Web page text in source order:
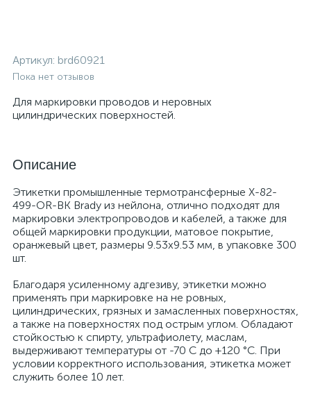
Артикул: brd60921
Пока нет отзывов
Для маркировки проводов и неровных
цилиндрических поверхностей.
Описание
Этикетки промышленные термотрансферные X-82-
499-OR-BK Brady из нейлона, отлично подходят для
маркировки электропроводов и кабелей, а также для
общей маркировки продукции, матовое покрытие,
оранжевый цвет, размеры 9.53x9.53 мм, в упаковке 300
шт.
Благодаря усиленному адгезиву, этикетки можно
применять при маркировке на не ровных,
цилиндрических, грязных и замасленных поверхностях,
а также на поверхностях под острым углом. Обладают
стойкостью к спирту, ультрафиолету, маслам,
выдерживают температуры от -70 С до +120 °С. При
условии корректного использования, этикетка может
служить более 10 лет.